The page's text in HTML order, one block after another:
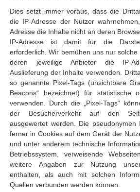
Dies setzt immer voraus, dass die
die IP-Adresse der Nutzer
Adresse die Inhalte nicht an deren
IP-Adresse ist damit für die
erforderlich. Wir bemühen uns nur solche
deren jeweilige Anbieter die IP-
Auslieferung der Inhalte verwenden.
so genannte Pixel-Tags (unsichtbare
Beacons“ bezeichnet) für statistische
verwenden. Durch die „Pixel-Tags“
der Besucherverkehr auf den
ausgewertet werden. Die pseudonymen
ferner in Cookies auf dem Gerät der
und unter anderem technische
Betriebssystem, verweisende
weitere Angaben zur Nutzung
enthalten, als auch mit solchen
Quellen verbunden werden können.